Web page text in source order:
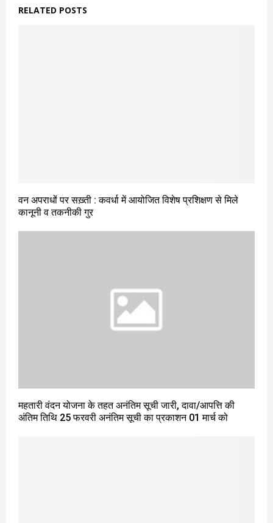
RELATED POSTS
वन अपराधों पर सख़्ती : कवर्धा में आयोजित विशेष प्रशिक्षण से मिले
कानूनी व तकनीकी गुर
महतारी वंदन योजना के तहत अनंतिम सूची जारी, दावा/आपत्ति की
अंतिम तिथि 25 फरवरी अनंतिम सूची का प्रकाशन 01 मार्च को